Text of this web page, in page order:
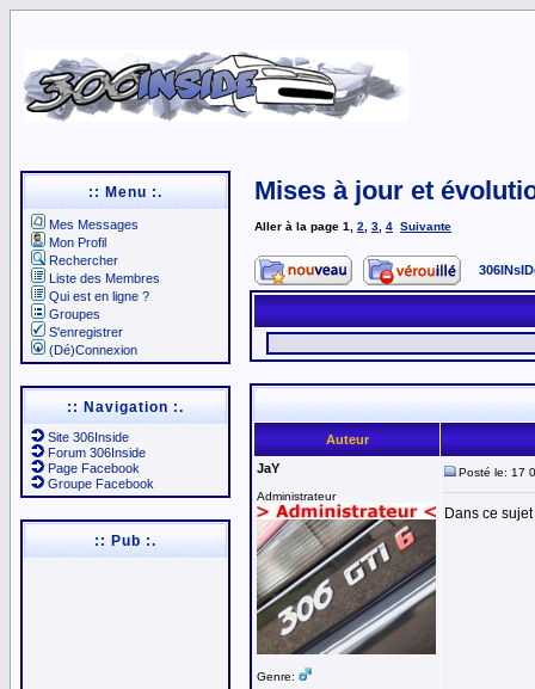
:: Menu :.
Mes Messages
Mon Profil
Rechercher
Liste des Membres
Qui est en ligne ?
Groupes
S'enregistrer
(Dé)Connexion
:: Navigation :.
Site 306Inside
Forum 306Inside
Page Facebook
Groupe Facebook
:: Pub :.
Mises à jour et
Aller à la page 1 2 3 4 Suivante
Auteur
JaY
Administrateur
Genre:
Posté le: 17
Dans ce